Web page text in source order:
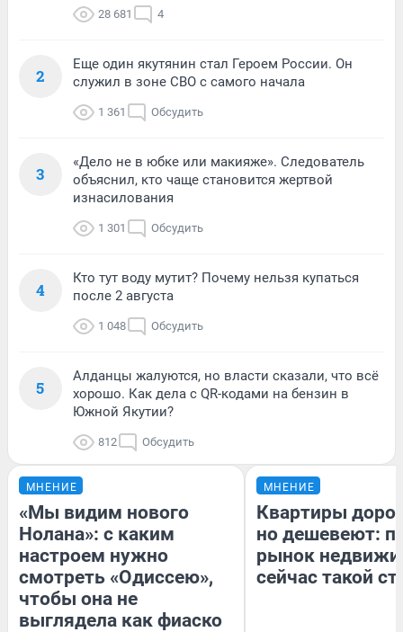
28 681 4
2
Еще один якутянин стал Героем России. Он
служил в зоне СВО с самого начала
1 361 Обсудить
3
«Дело не в юбке или макияже». Следователь
объяснил, кто чаще становится жертвой
изнасилования
1 301 Обсудить
4
Кто тут воду мутит? Почему нельзя купаться
после 2 августа
1 048 Обсудить
5
Алданцы жалуются, но власти сказали, что всё
хорошо. Как дела с QR-кодами на бензин в
Южной Якутии?
812 Обсудить
МНЕНИЕ
«Мы видим нового
Нолана»: с каким
настроем нужно
смотреть «Одиссею»,
чтобы она не
выглядела как фиаско
МНЕНИЕ
Квартиры
но дешевеют:
рынок
сейчас такой